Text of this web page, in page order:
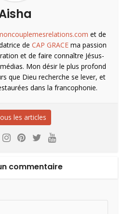
et de
de CAP GRACE ma passion
et de faire connaître Jésus-
Mon désir le plus profond
que Dieu recherche se lever, et
dans la francophonie.
les articles
commentaire